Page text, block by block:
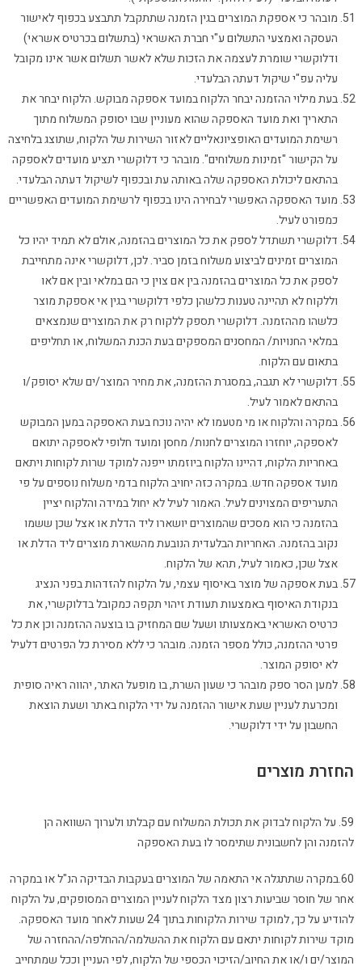
מובהר כי אספקת המוצרים בגין הזמנה שתתקבל תתבצע בכפוף לאישור
העסקה ואמצעי התשלום ע"י חברת האשראי (בתשלום בכרטיס אשראי)
ודלוקשרי שומרת לעצמה את הזכות שלא לאשר תשלום אשר אינו מקובל
עליה עפ"י שיקול דעתה הבלעדי.
בעת מילוי ההזמנה יבחר הלקוח במועד אספקה מבוקש. הלקוח יבחר את
התאריך ואת מועד האספקה שהוא מעוניין שבו יסופק המשלוח מתוך
רשימת המועדים האופציונאליים לאזור השירות של הלקוח, שתוצג בלחיצה
על הקישור "זמינות משלוחים". מובהר כי דלוקשרי תציע מועדים לאספקה
בהתאם ליכולת האספקה שלה באותה עת ובכפוף לשיקול דעתה הבלעדי.
מועד האספקה האפשרי לבחירה הינו בכפוף לרשימת המועדים האפשריים
כמפורט לעיל.
דלוקשרי תשתדל לספק את כל המוצרים בהזמנה, אולם לא תמיד יהיו כל
המוצרים זמינים לביצוע משלוח בזמן סביר. לכן, דלוקשרי אינה מתחייבת
לספק את כל המוצרים בהזמנה בין אם צוין כי הם במלאי ובין אם לאו
וללקוח לא תהיינה טענות כלשהן כלפי דלוקשרי בגין אי אספקת מוצר
כלשהו מההזמנה. דלוקשרי תספק ללקוח רק את המוצרים שנמצאים
במלאי החנויות/ המחסנים המספקים בעת הכנת המשלוח, או תחליפים
בתאום עם הלקוח.
דלוקשרי לא תגבה, במסגרת ההזמנה, את מחיר המוצר/ים שלא יסופק/ו
בהתאם לאמור לעיל.
במקרה והלקוח או מי מטעמו לא יהיה נוכח בעת האספקה במען המבוקש
לאספקה, יוחזרו המוצרים לחנות/ מחסן ומועד חלופי לאספקה יתואם
באחריות הלקוח, דהיינו הלקוח ביוזמתו ייפנה למוקד שרות לקוחות ויתאם
מועד אספקה חדש. במקרה כזה יחויב הלקוח בדמי משלוח נוספים על פי
התעריפים המצוינים לעיל. האמור לעיל לא יחול במידה והלקוח יציין
בהזמנה כי הוא מסכים שהמוצרים יושארו ליד הדלת או אצל שכן ששמו
נקוב בהזמנה. האחריות הבלעדית הנובעת מהשארת מוצרים ליד הדלת או
אצל שכן, כאמור לעיל, תהא של הלקוח.
בעת אספקה של מוצר באיסוף עצמי, על הלקוח להזדהות בפני הנציג
בנקודת האיסוף באמצעות תעודת זיהוי תקפה כמקובל בדלוקשרי, את
כרטיס האשראי באמצעותו ושעל שם המחזיק בו בוצעה ההזמנה וכן את כל
פרטי ההזמנה, כולל מספר הזמנה. מובהר כי ללא מסירת כל הפרטים דלעיל
לא יסופק המוצר.
למען הסר ספק מובהר כי שעון השרת, בו מופעל האתר, יהווה ראיה סופית
ומכרעת לעניין שעת אישור ההזמנה על ידי הלקוח באתר ושעת הוצאת
החשבון על ידי דלוקשרי.
החזרת מוצרים
59. על הלקוח לבדוק את תכולת המשלוח עם קבלתו ולערוך השוואה הן
להזמנה והן לחשבונית שתימסר לו בעת האספקה
60.במקרה שתתגלה אי התאמה של המוצרים בעקבות הבדיקה הנ"ל או במקרה
אחר של חוסר שביעות רצון מצד הלקוח לעניין המוצרים המסופקים, על הלקוח
להודיע על כך, למוקד שירות הלקוחות בתוך 24 שעות לאחר מועד האספקה.
מוקד שירות לקוחות יתאם עם הלקוח את ההשלמה/ההחלפה/ההחזרה של
המוצר/ים ו/או את החיוב/הזיכוי הכספי של הלקוח, לפי העניין וככל שמתחייב